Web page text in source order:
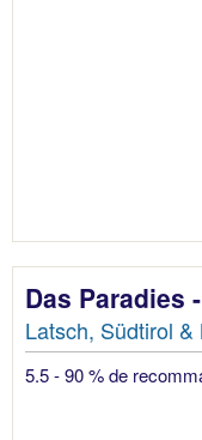
Das Paradies
Latsch, Südtirol
5.5 - 90 % de